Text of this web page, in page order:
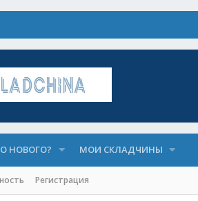
НОВОГО? МОИ СКЛАДЧИНЫ
Регистрация